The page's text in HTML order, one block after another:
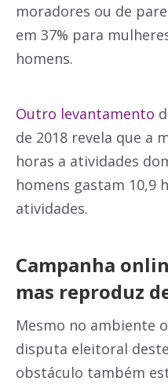
moradores ou de
em 37% para
homens.
Outro levantamento
de 2018 revela que a
horas a atividades
homens gastam 10,9
atividades.
Campanha
mas reproduz
Mesmo no ambiente
disputa eleitoral
obstáculo também